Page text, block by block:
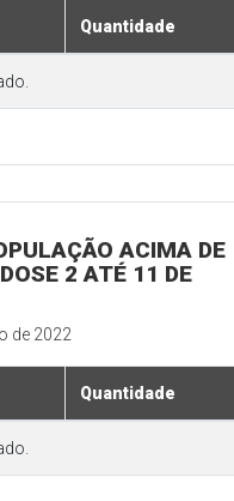
Quantidade
ACIMA DE
2 ATÉ 11 DE
de 2022
Quantidade